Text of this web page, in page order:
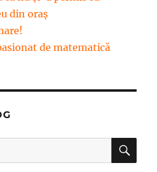
din oraș
de matematică